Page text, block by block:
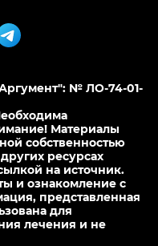
№ ЛО-74-01-
Материалы
собственностью
ресурсах
на источник.
и ознакомление с
представленная
для
лечения и не